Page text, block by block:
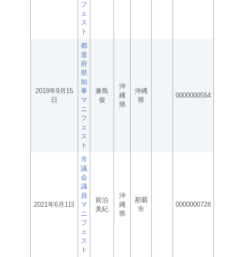
フ
ェ
ス
ト
2018年9月15
日
都
道
府
県
知
事
マ
ニ
フ
ェ
ス
ト
兼島
俊
沖
縄
県
沖縄
県
0000000554
2021年6月1日
市
議
会
議
員
マ
ニ
フ
ェ
ス
ト
前泊
美紀
沖
縄
県
那覇
市
0000000728